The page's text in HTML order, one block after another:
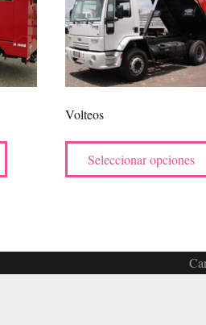
Volteos
Seleccionar opciones